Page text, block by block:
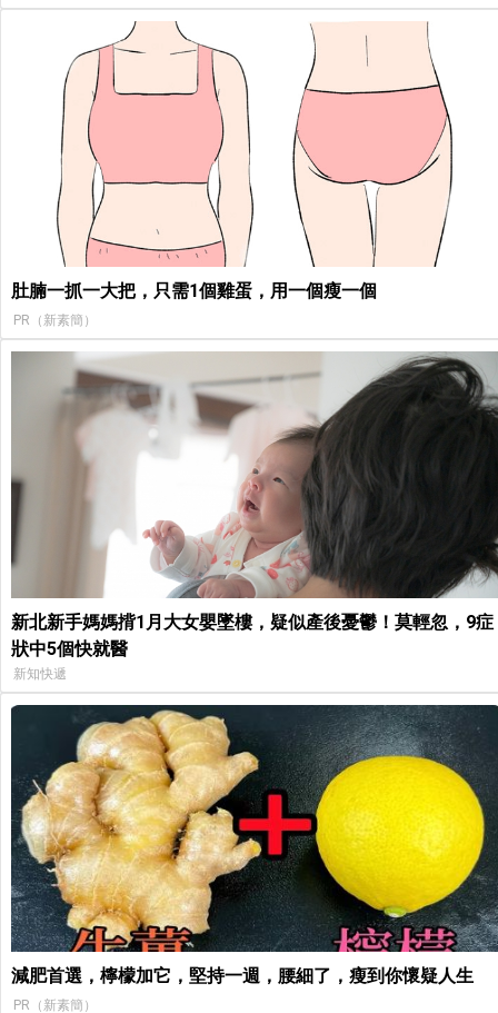
肚腩一抓一大把，只需1個雞蛋，用一個瘦一個
PR（新素簡）
新北新手媽媽揹1月大女嬰墜樓，疑似產後憂鬱！莫輕忽，9症
狀中5個快就醫
新知快遞
減肥首選，檸檬加它，堅持一週，腰細了，瘦到你懷疑人生
PR（新素簡）